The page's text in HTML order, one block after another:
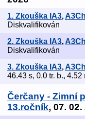
1. Zkouška IA3,
Diskvalifikován
2. Zkouška IA3,
Diskvalifikován
3. Zkouška IA3,
46.43 s, 0.0 tr. b., 4.52
Čerčany - Zimní
13.ročník, 07. 02.